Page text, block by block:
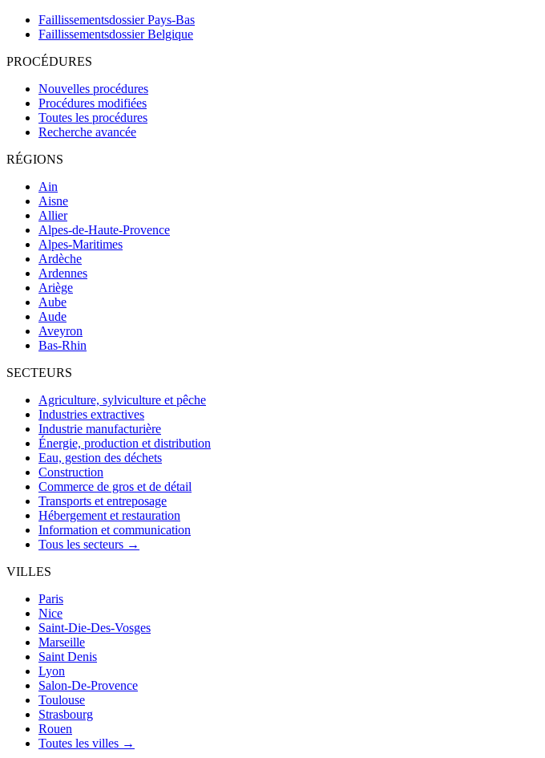
Faillissementsdossier Pays-Bas
Faillissementsdossier Belgique
PROCÉDURES
Nouvelles procédures
Procédures modifiées
Toutes les procédures
Recherche avancée
RÉGIONS
Ain
Aisne
Allier
Alpes-de-Haute-Provence
Alpes-Maritimes
Ardèche
Ardennes
Ariège
Aube
Aude
Aveyron
Bas-Rhin
SECTEURS
Agriculture, sylviculture et pêche
Industries extractives
Industrie manufacturière
Énergie, production et distribution
Eau, gestion des déchets
Construction
Commerce de gros et de détail
Transports et entreposage
Hébergement et restauration
Information et communication
Tous les secteurs →
VILLES
Paris
Nice
Saint-Die-Des-Vosges
Marseille
Saint Denis
Lyon
Salon-De-Provence
Toulouse
Strasbourg
Rouen
Toutes les villes →